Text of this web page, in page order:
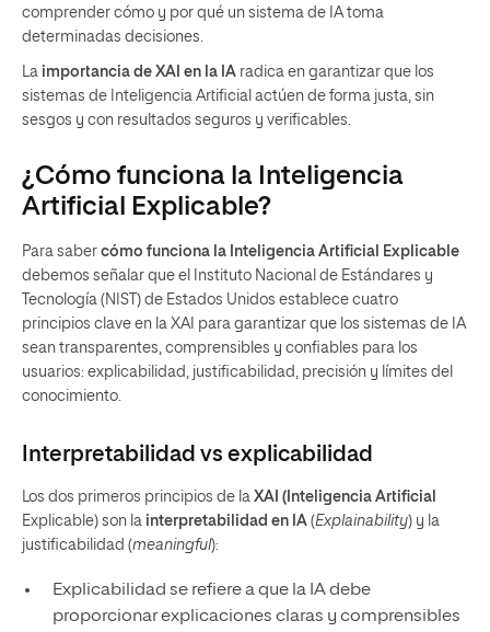
comprender cómo y por qué un sistema de IA toma
determinadas decisiones.
La importancia de XAI en la IA radica en garantizar que los
sistemas de Inteligencia Artificial actúen de forma justa, sin
sesgos y con resultados seguros y verificables.
¿Cómo funciona la Inteligencia
Artificial Explicable?
Para saber cómo funciona la Inteligencia Artificial Explicable
debemos señalar que el Instituto Nacional de Estándares y
Tecnología (NIST) de Estados Unidos establece cuatro
principios clave en la XAI para garantizar que los sistemas de IA
sean transparentes, comprensibles y confiables para los
usuarios: explicabilidad, justificabilidad, precisión y límites del
conocimiento.
Interpretabilidad vs explicabilidad
Los dos primeros principios de la XAI (Inteligencia Artificial
Explicable) son la interpretabilidad en IA (Explainability) y la
justificabilidad (meaningful):
Explicabilidad se refiere a que la IA debe
proporcionar explicaciones claras y comprensibles